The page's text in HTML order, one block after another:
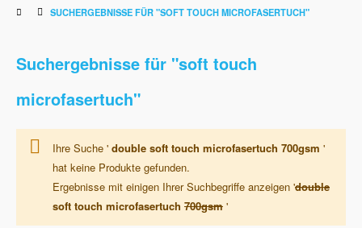
SUCHERGEBNISSE FÜR "SOFT TOUCH MICROFASERTUCH"
Suchergebnisse für "soft touch
microfasertuch"
Ihre Suche ' double soft touch microfasertuch 700gsm '
hat keine Produkte gefunden.
Ergebnisse mit einigen Ihrer Suchbegriffe anzeigen 'double
soft touch microfasertuch 700gsm '